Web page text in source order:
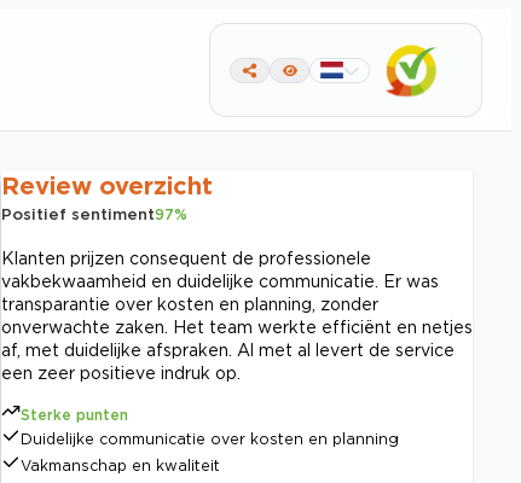
Review overzicht
Positief sentiment97%
Klanten prijzen consequent de professionele
vakbekwaamheid en duidelijke communicatie. Er was
transparantie over kosten en planning, zonder
onverwachte zaken. Het team werkte efficiënt en netjes
af, met duidelijke afspraken. Al met al levert de service
een zeer positieve indruk op.
Sterke punten
Duidelijke communicatie over kosten en planning
Vakmanschap en kwaliteit